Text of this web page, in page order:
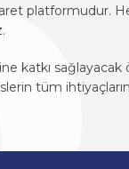
platformudur.
katkı
tüm
platformudur.